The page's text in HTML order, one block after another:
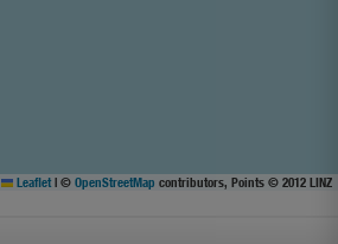
Leaflet | © OpenStreetMap contributors, Points © 2012 LINZ